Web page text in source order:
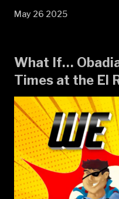
May 26 2025
What If…
Times at the El